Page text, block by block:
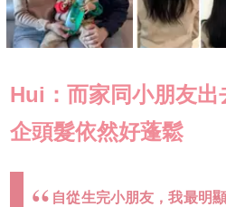
Hui：而家同小朋友出
企頭髮依然好蓬鬆
自從生完小朋友，我最明